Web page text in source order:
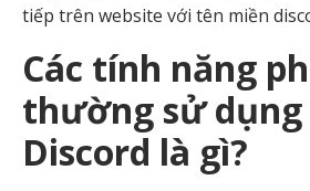
tiếp trên website với tên miền
Các tính năng
thường sử
Discord là gì?